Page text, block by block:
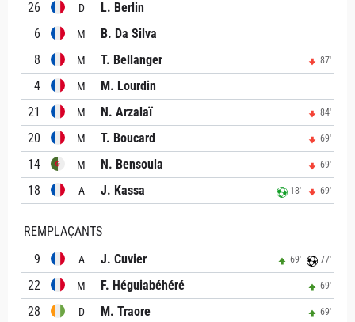
26
D
L. Berlin
6
M
B. Da Silva
8
M T. Bellanger 87'
4 M
M. Lourdin
21
M N. Arzalaï 84'
20 M T. Boucard 69'
14 M N. Bensoula 69'
18 A J. Kassa 18' 69'
REMPLAÇANTS
9
A J. Cuvier 69' 77'
22 M F. Héguiabéhéré 69'
28 D M. Traore 69'